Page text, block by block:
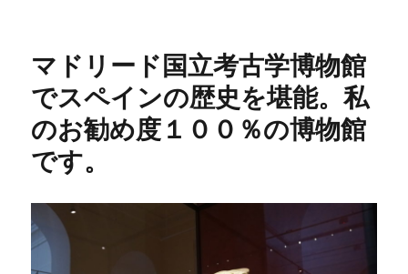
マドリード国立考古学博物館
でスペインの歴史を堪能。私
のお勧め度１００％の博物館
です。